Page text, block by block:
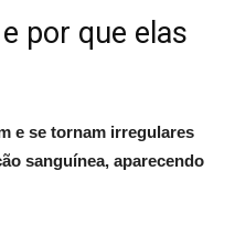
por que elas
e se tornam irregulares
sanguínea, aparecendo